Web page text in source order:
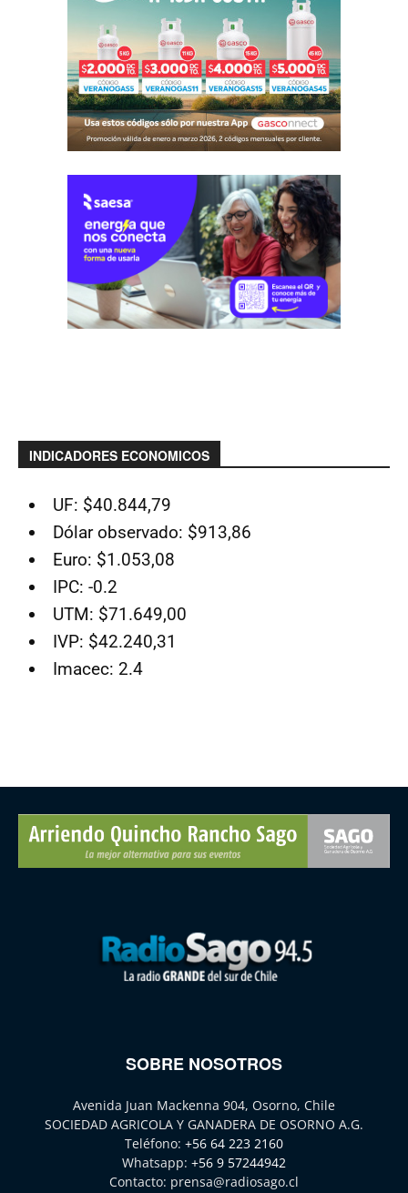
INDICADORES ECONOMICOS
UF: $40.844,79
Dólar observado: $913,86
Euro: $1.053,08
IPC: -0.2
UTM: $71.649,00
IVP: $42.240,31
Imacec: 2.4
SOBRE NOSOTROS
Avenida Juan Mackenna 904, Osorno, Chile
SOCIEDAD AGRICOLA Y GANADERA DE OSORNO A.G.
Teléfono: +56 64 223 2160
Whatsapp: +56 9 57244942
Contacto: prensa@radiosago.cl